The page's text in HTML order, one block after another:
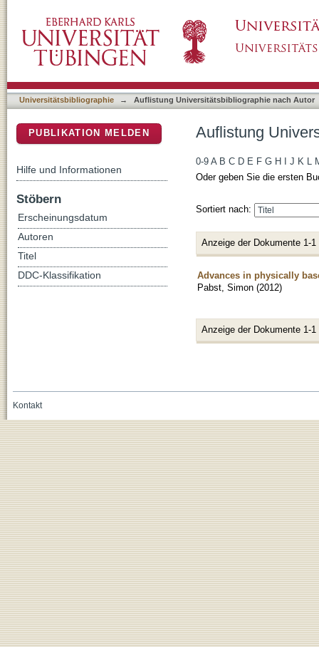
Universitätsbibliographie → Auflistung Universitätsbibliographie nach Autor
Auflistung
0-9 A B C D E F G H J K L
Oder geben Sie die ersten
Sortiert nach:
Anzeige der Dokumente 1-1
Advances in physically
Pabst, Simon (2012)
Anzeige der Dokumente 1-1
PUBLIKATION MELDEN
Hilfe und Informationen
Stöbern
Erscheinungsdatum
Autoren
Titel
DDC-Klassifikation
Kontakt